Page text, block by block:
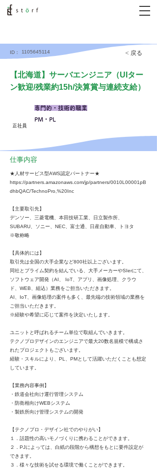
ID： 1105645114 < 戻る
【北海道】サーバエンジニア（UIター
ン歓迎/残業約15h/決算賞与連続支給）
正社員
専門的・技術的職業
PM・PL
仕事内容
★人材サービス型AWS認定パートナー★
https://partners.amazonaws.com/jp/partners/0010L00001pB
dhbQAC/TechnoPro,%20Inc
【主要取引先】
デンソー、三菱電機、本田技研工業、日立製作所、
SUBARU、ソニー、NEC、富士通、日産自動車、トヨタ
※敬称略
【具体的には】
取引先は全国の大手企業など800社以上ございます。
同社とプライム契約を結んでいる、大手メーカーやSIerにて、
ソフトウェア開発（AI、 IoT、アプリ、画像処理、クラウ
ド、WEB、組込）業務をご担当いただきます。
AI、IoT、画像処理の案件も多く、最先端の技術領域の業務を
ご担当いただきます。
※経験や希望に応じて案件を決定いたします。
ユニットと呼ばれるチーム単位で取組んでいきます。
テクノプロデザインのエンジニアで最大20数名規模で構成さ
れたプロジェクトもございます。
経験・スキルにより、PL、PMとして活躍いただくことも想定
しています。
【業務内容事例】
・鉄道会社向け運行管理システム
・防衛相向けWEBシステム
・製鉄所向け管理システムの開発
【テクノプロ・デザイン社でのやりがい】
１．話題性の高いモノづくりに携わることができます。
２．PJによっては、白紙の段階から構想をもとに要件設定が
できます。
３．様々な技術を試せる環境で働くことができます。